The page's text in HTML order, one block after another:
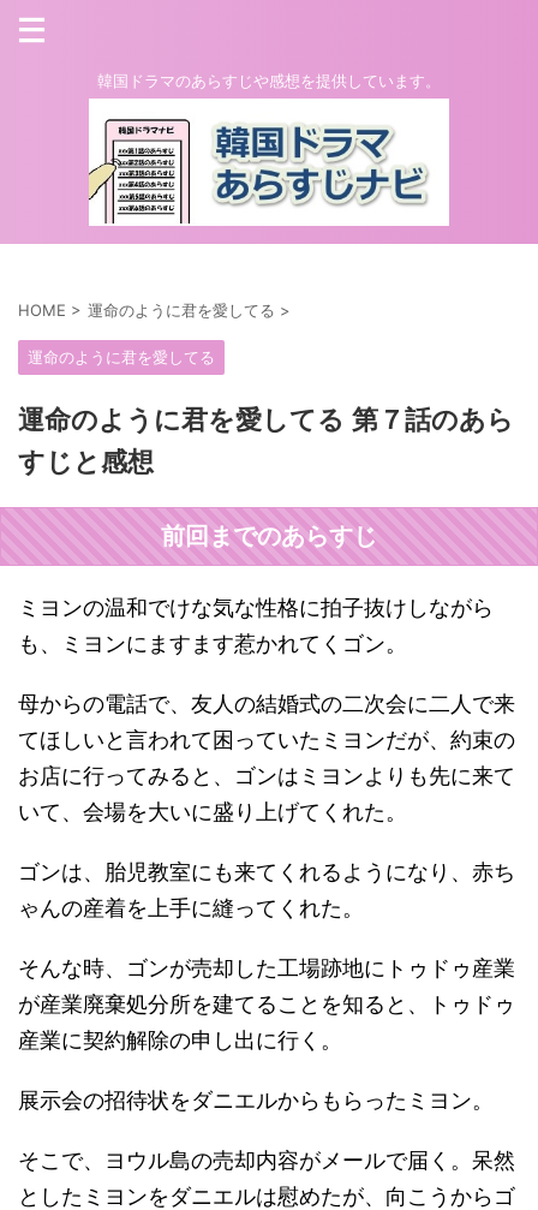
韓国ドラマのあらすじや感想を提供しています。
HOME > 運命のように君を愛してる >
運命のように君を愛してる
運命のように君を愛してる 第７話のあら
すじと感想
前回までのあらすじ
ミヨンの温和でけな気な性格に拍子抜けしながら
も、ミヨンにますます惹かれてくゴン。
母からの電話で、友人の結婚式の二次会に二人で来
てほしいと言われて困っていたミヨンだが、約束の
お店に行ってみると、ゴンはミヨンよりも先に来て
いて、会場を大いに盛り上げてくれた。
ゴンは、胎児教室にも来てくれるようになり、赤ち
ゃんの産着を上手に縫ってくれた。
そんな時、ゴンが売却した工場跡地にトゥドゥ産業
が産業廃棄処分所を建てることを知ると、トゥドゥ
産業に契約解除の申し出に行く。
展示会の招待状をダニエルからもらったミヨン。
そこで、ヨウル島の売却内容がメールで届く。呆然
としたミヨンをダニエルは慰めたが、向こうからゴ